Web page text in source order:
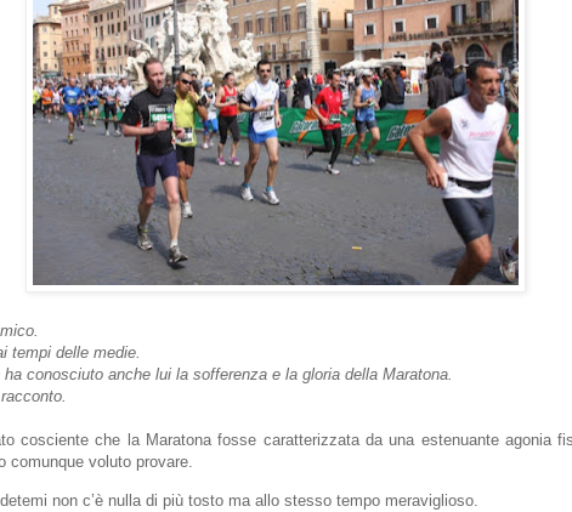
tempi delle medie.
conosciuto anche lui la sofferenza e la gloria della Maratona.
cosciente che la Maratona fosse caratterizzata da una estenuante agonia
comunque voluto provare.
non c’è nulla di più tosto ma allo stesso tempo meraviglioso.